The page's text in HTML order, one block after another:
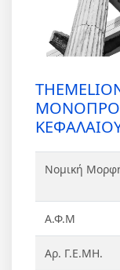
Νομική
Α.Φ.Μ
Αρ. Γ.Ε.ΜΗ.